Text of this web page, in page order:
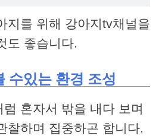
지를 위해 강아지tv채널을
도 좋습니다.
수있는 환경 조성
혼자서 밖을 내다 보며
찰하며 집중하곤 합니다.